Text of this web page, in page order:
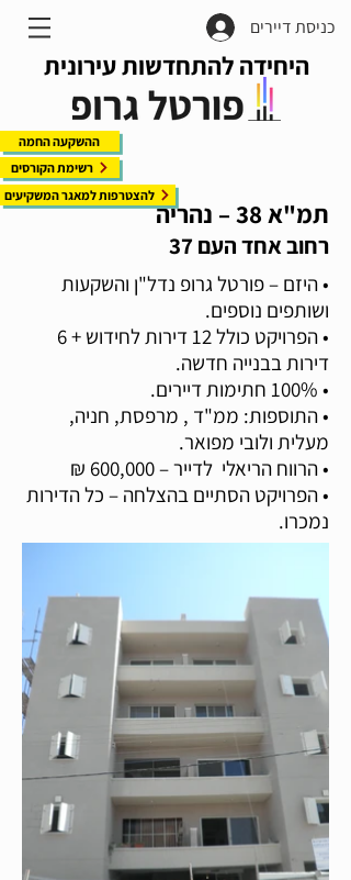
כניסת דיירים
היחידה להתחדשות עירונית
ההשקעה החמה
רשימת הקורסים
להצטרפות למאגר המשקיעים
תמ"א 38 – נהריה
רחוב אחד העם 37
• היזם – פורטל גרופ נדל"ן והשקעות
ושותפים נוספים.
• הפרויקט כולל 12 דירות לחידוש + 6
דירות בבנייה חדשה.
• 100% חתימות דיירים.
• התוספות: ממ"ד , מרפסת, חניה,
מעלית ולובי מפואר.
• הרווח הריאלי לדייר – 600,000 ₪
• הפרויקט הסתיים בהצלחה – כל הדירות
נמכרו.